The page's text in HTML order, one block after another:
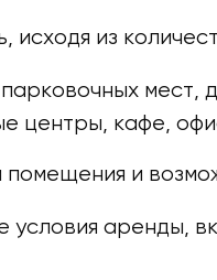
исходя из
мест,
центры, кафе,
помещения и
условия аренды,